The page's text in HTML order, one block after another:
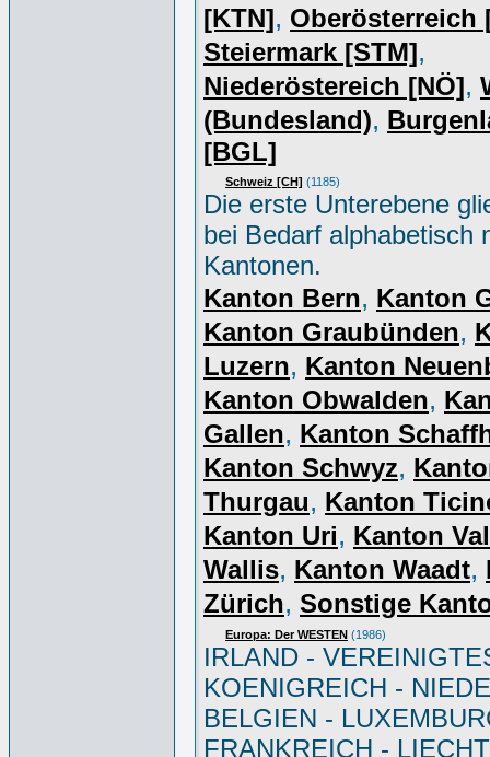
[KTN], Oberösterreich
Steiermark [STM],
Niederöstereich [NÖ],
(Bundesland),
[BGL]
Schweiz [CH] (1185)
Die erste Unterebene
bei Bedarf alphabetisch
Kantonen.
Kanton Bern, Kanton
Kanton Graubünden,
Luzern, Kanton
Kanton Obwalden,
Gallen, Kanton
Kanton Schwyz,
Thurgau, Kanton
Kanton Uri, Kanton
Wallis, Kanton Waadt,
Zürich, Sonstige
Europa: Der WESTEN (1986)
IRLAND -
KOENIGREICH -
BELGIEN -
FRANKREICH -